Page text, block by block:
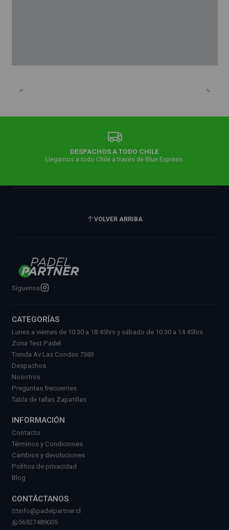
DESPACHOS A TODO CHILE
Llegamos a todo Chile a través de Blue Express.
VOLVER ARRIBA
Síguenos
CATEGORÍAS
Lunes a viernes de 10:30 a 18:45hrs y sábado de 10:30 a 14:45hrs.
Zona Test Padel
Tienda Av Las Condes 7383
Despachos
Nosotros
Preguntas frecuentes
Tabla de tallas Zapatillas
INFORMACIÓN
Contacto
Términos y Condiciones
Cambios y devoluciones
Política de privacidad
Blog
CONTÁCTANOS
info@padelpartner.cl
56927489005